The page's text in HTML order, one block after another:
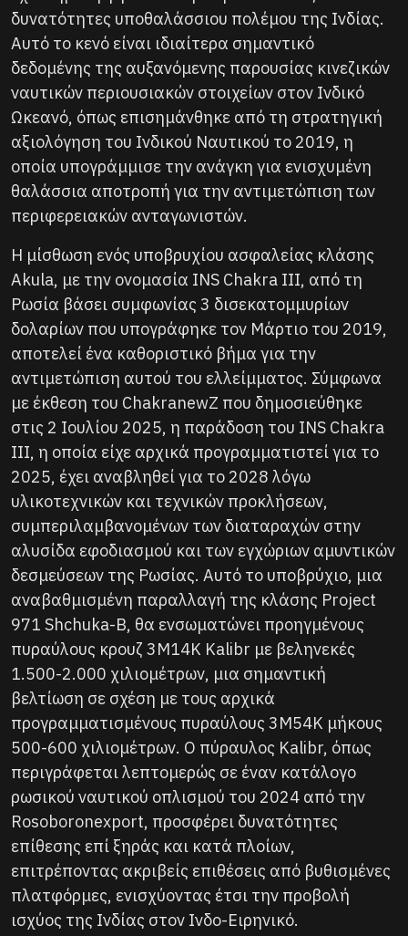
δυνατότητες υποθαλάσσιου πολέμου της Ινδίας.
Αυτό το κενό είναι ιδιαίτερα σημαντικό
δεδομένης της αυξανόμενης παρουσίας κινεζικών
ναυτικών περιουσιακών στοιχείων στον Ινδικό
Ωκεανό, όπως επισημάνθηκε από τη στρατηγική
αξιολόγηση του Ινδικού Ναυτικού το 2019, η
οποία υπογράμμισε την ανάγκη για ενισχυμένη
θαλάσσια αποτροπή για την αντιμετώπιση των
περιφερειακών ανταγωνιστών.
Η μίσθωση ενός υποβρυχίου ασφαλείας κλάσης
Akula, με την ονομασία INS Chakra III, από τη
Ρωσία βάσει συμφωνίας 3 δισεκατομμυρίων
δολαρίων που υπογράφηκε τον Μάρτιο του 2019,
αποτελεί ένα καθοριστικό βήμα για την
αντιμετώπιση αυτού του ελλείμματος. Σύμφωνα
με έκθεση του ChakranewZ που δημοσιεύθηκε
στις 2 Ιουλίου 2025, η παράδοση του INS Chakra
III, η οποία είχε αρχικά προγραμματιστεί για το
2025, έχει αναβληθεί για το 2028 λόγω
υλικοτεχνικών και τεχνικών προκλήσεων,
συμπεριλαμβανομένων των διαταραχών στην
αλυσίδα εφοδιασμού και των εγχώριων αμυντικών
δεσμεύσεων της Ρωσίας. Αυτό το υποβρύχιο, μια
αναβαθμισμένη παραλλαγή της κλάσης Project
971 Shchuka-B, θα ενσωματώνει προηγμένους
πυραύλους κρουζ 3M14K Kalibr με βεληνεκές
1.500-2.000 χιλιομέτρων, μια σημαντική
βελτίωση σε σχέση με τους αρχικά
προγραμματισμένους πυραύλους 3M54K μήκους
500-600 χιλιομέτρων. Ο πύραυλος Kalibr, όπως
περιγράφεται λεπτομερώς σε έναν κατάλογο
ρωσικού ναυτικού οπλισμού του 2024 από την
Rosoboronexport, προσφέρει δυνατότητες
επίθεσης επί ξηράς και κατά πλοίων,
επιτρέποντας ακριβείς επιθέσεις από βυθισμένες
πλατφόρμες, ενισχύοντας έτσι την προβολή
ισχύος της Ινδίας στον Ινδο-Ειρηνικό.